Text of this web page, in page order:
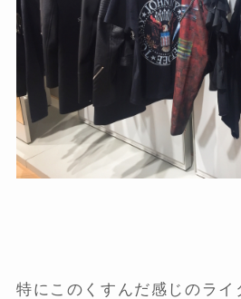
特にこのくすんだ感じのライ